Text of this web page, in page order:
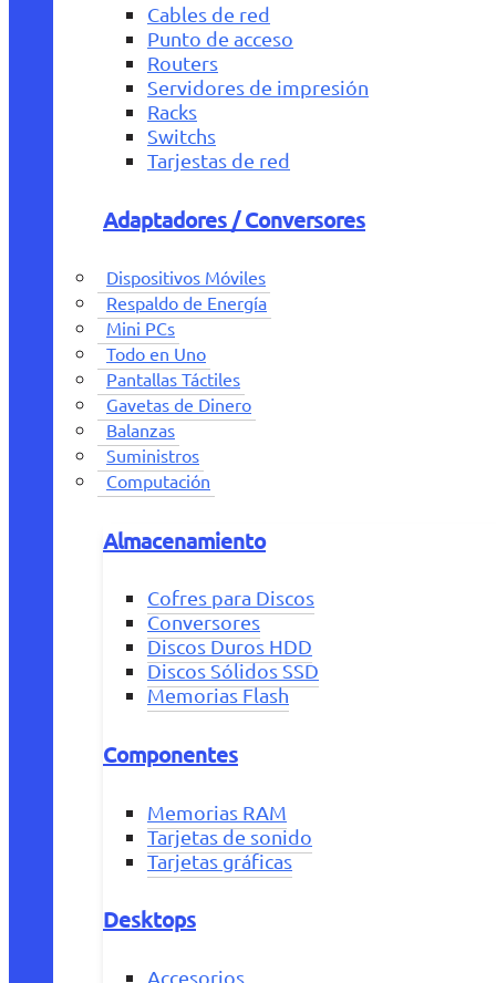
Cables de red
Punto de acceso
Routers
Servidores de impresión
Racks
Switchs
Tarjestas de red
Adaptadores / Conversores
Dispositivos Móviles
Respaldo de Energía
Mini PCs
Todo en Uno
Pantallas Táctiles
Gavetas de Dinero
Balanzas
Suministros
Computación
Almacenamiento
Cofres para Discos
Conversores
Discos Duros HDD
Discos Sólidos SSD
Memorias Flash
Componentes
Memorias RAM
Tarjetas de sonido
Tarjetas gráficas
Desktops
Accesorios